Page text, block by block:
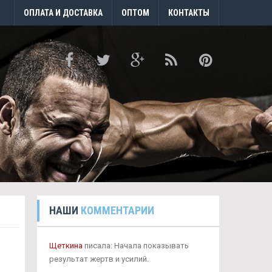
ОПЛАТА И ДОСТАВКА ОПТОМ КОНТАКТЫ
НАШИ КОММЕНТАРИИ
Щеткинаписала: Начала показывать
результат жертв и усилий.